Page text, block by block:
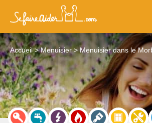
Accueil Menuisier Menuisier dans le